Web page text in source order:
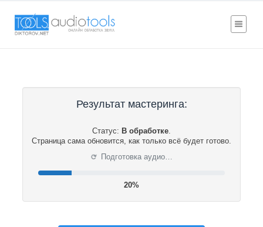
Результат мастеринга:
Статус: В обработке.
Страница сама обновится, как только всё будет готово.
⟳ Подготовка аудио…
21%